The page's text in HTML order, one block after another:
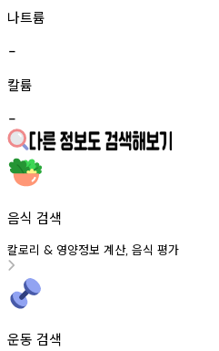
나트륨
-
칼륨
-
음식 검색
칼로리 & 영양정보 계산, 음식 평가
운동 검색